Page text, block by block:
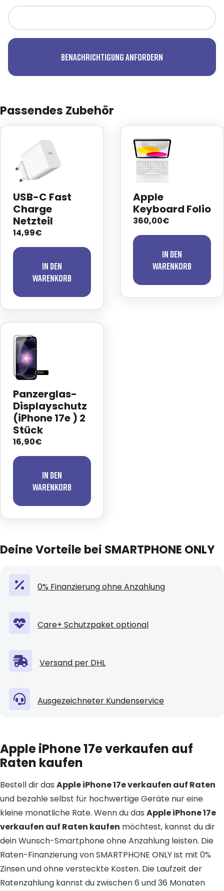
Benachrichtigung anfordern
Passendes Zubehör
USB-C Fast
Charge
Netzteil
14,99€
In den
Warenkorb
Apple
Keyboard Folio
360,00€
In den
Warenkorb
Panzerglas-
Displayschutz
(iPhone 17e ) 2
Stück
16,90€
In den
Warenkorb
Deine Vorteile bei SMARTPHONE ONLY
0% Finanzierung ohne Anzahlung
Care+ Schutzpaket optional
Versand per DHL
Ausgezeichneter Kundenservice
Apple iPhone 17e verkaufen auf
Raten kaufen
Bestell dir das Apple iPhone 17e verkaufen auf Raten
und bezahle selbst für hochwertige Geräte nur eine
kleine monatliche Rate. Wenn du das Apple iPhone 17e
verkaufen auf Raten kaufen möchtest, kannst du dir
dein Wunsch-Smartphone ohne Anzahlung leisten. Die
Raten-Finanzierung von SMARTPHONE ONLY ist mit 0%
Zinsen und ohne versteckte Kosten. Die Laufzeit der
Ratenzahlung kannst du zwischen 6 und 36 Monaten